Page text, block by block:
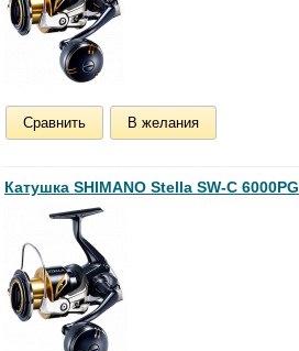
Сравнить В желания
Катушка SHIMANO Stella SW-C 6000PG